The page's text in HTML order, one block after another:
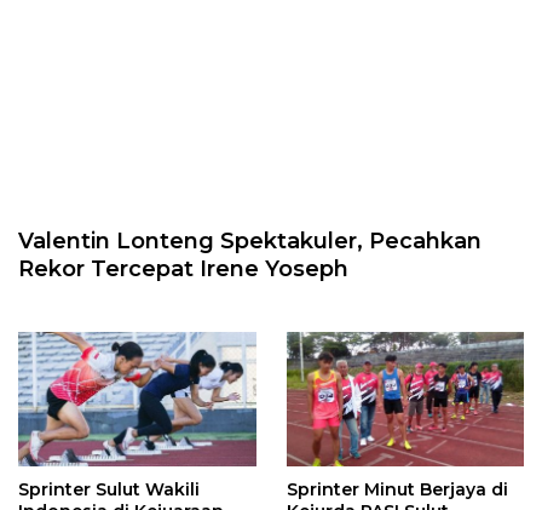
Valentin Lonteng Spektakuler, Pecahkan
Rekor Tercepat Irene Yoseph
Sprinter Sulut Wakili
Sprinter Minut Berjaya di